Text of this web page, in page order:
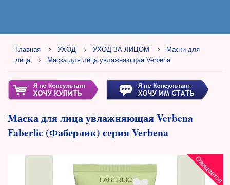
Главная УХОД УХОД ЗА ЛИЦОМ
Маски для
лица
Маска для лица увлажняющая Verbena
Маска для лица увлажняющая Verbena
Faberlic (Фаберлик) серия Verbena
Ожидается